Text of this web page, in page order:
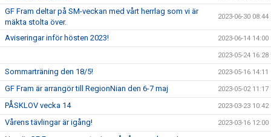
GF Fram deltar på SM-veckan med vårt herrlag som vi är
mäkta stolta över.
2023-06-30 08:44
Aviseringar inför hösten 2023! 2023-06-14 14:00
2023-05-24 16:28
Sommarträning den 18/5! 2023-05-16 14:11
GF Fram är arrangör till RegionNian den 6-7 maj 2023-05-02 11:17
PÅSKLOV vecka 14 2023-03-23 10:42
Vårens tävlingar är igång! 2023-03-16 12:00